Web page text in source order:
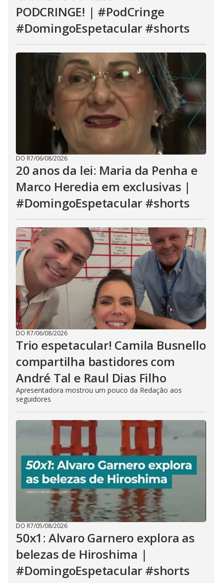
PODCRINGE! | #PodCringe
#DomingoEspetacular #shorts
DO R7/06/08/2026
20 anos da lei: Maria da Penha e
Marco Heredia em exclusivas |
#DomingoEspetacular #shorts
DO R7/06/08/2026
Trio espetacular! Camila Busnello
compartilha bastidores com
André Tal e Raul Dias Filho
Apresentadora mostrou um pouco da Redação aos
seguidores
DO R7/05/08/2026
50x1: Alvaro Garnero explora as
belezas de Hiroshima |
#DomingoEspetacular #shorts